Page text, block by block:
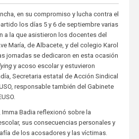
en su compromiso y lucha contra el
los días 5 y 6 de septiembre varias
a la que asistieron los docentes del
María, de Albacete, y del colegio Karol
jornadas se dedicaron en esta ocasión
y acoso escolar y estuvieron
Secretaria estatal de Acción Sindical
responsable también del Gabinete
Badia reflexionó sobre la
sus consecuencias personales y
de los acosadores y las víctimas.